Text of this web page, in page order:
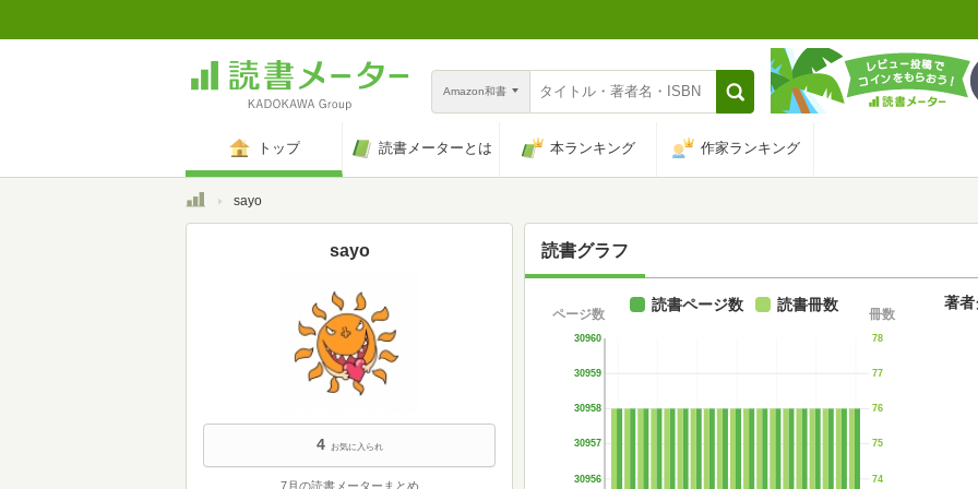
Amazon和書
トップ 読書メーターとは 本ランキング 作家ランキング
トップsayo
読書グラフ
30956
30957
30958
30959
30960
ページ数
74
75
76
77
78
冊数
読書ページ数 読書冊数 著者
sayo
4 お気に入られ
7月の読書メーターまとめ